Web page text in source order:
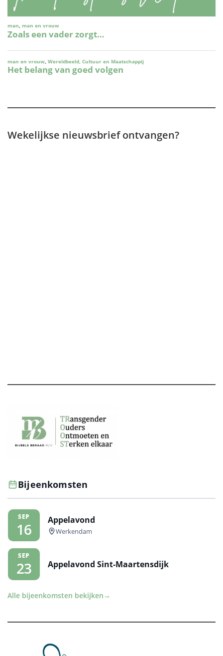
Wekelijkse nieuwsbrief ontvangen?
Bijeenkomsten
SEP
16
Appelavond
Werkendam
SEP
23 Appelavond Sint-Maartensdijk
Alle bijeenkomsten bekijken →